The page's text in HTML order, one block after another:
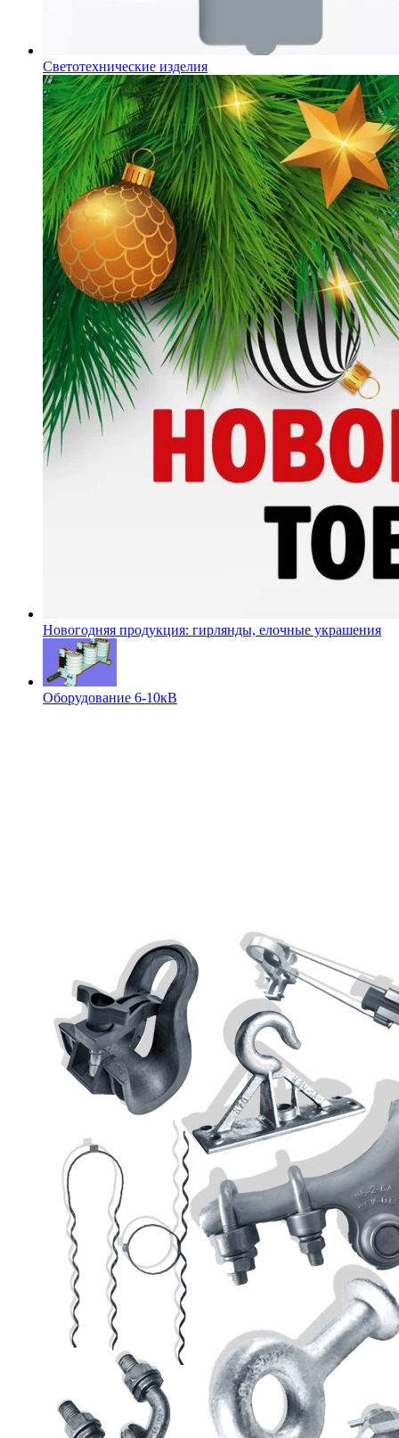
Светотехнические изделия
Новогодняя продукция: гирлянды, елочные украшения
Оборудование 6-10кВ